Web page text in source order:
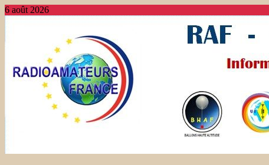
6 août 2026